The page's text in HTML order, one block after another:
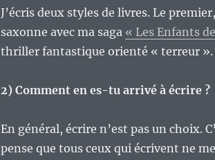
J’écris deux styles de livres. Le
saxonne avec ma saga « Les Enfants
thriller fantastique orienté « terreur ».
2) Comment en es-tu arrivé à écrire ?
En général, écrire n’est pas un choix.
pense que tous ceux qui écrivent ne